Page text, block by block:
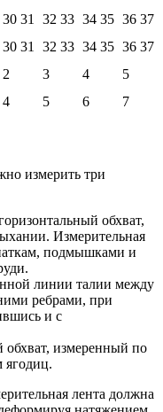
30 31 32 33 34 35 36 37
30 31 32 33 34 35 36 37
2 3 4
5
4 5 6 7
измерить три
обхват,
Измерительная
подмышками и
линии талии между
ребрами, при
и с
обхват, измеренный по
ягодиц.
лента должна